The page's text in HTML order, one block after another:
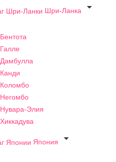
Шри-Ланка

Бентота
Галле
Дамбулла
Канди
Коломбо
Негомбо
Нувара-Элия
Хиккадува
Япония
